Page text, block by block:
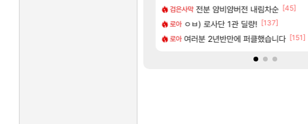
검은사막 전분 얌비얌버전 내림차순 [45]
로아 ㅇㅂ) 로사단 1관 딜량! [137]
로아 여러분 2년반만에 퍼클했습니다 [151]
아주프로 4컷 만화 | 야간 보초는 너무 힘들어
섭컬겜 넷마블, 신작 서브컬쳐 게임 [펄 인 블루] 티
섭컬겜 섬란 카구라 개발사 신작 [시노비 넥서스